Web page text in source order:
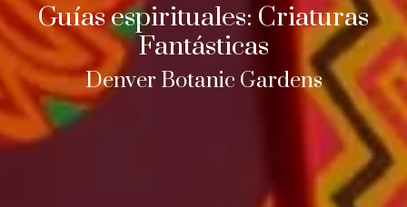
Guías espirituales: Criaturas
Fantásticas
Denver Botanic Gardens